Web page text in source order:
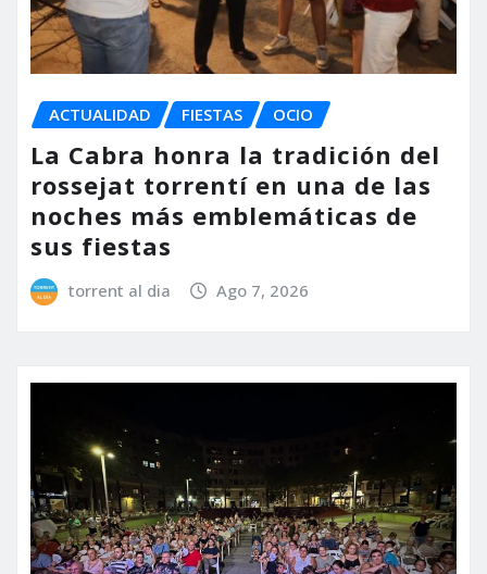
ACTUALIDAD FIESTAS OCIO
La Cabra honra la tradición del
rossejat torrentí en una de las
noches más emblemáticas de
sus fiestas
torrent al dia Ago 7, 2026